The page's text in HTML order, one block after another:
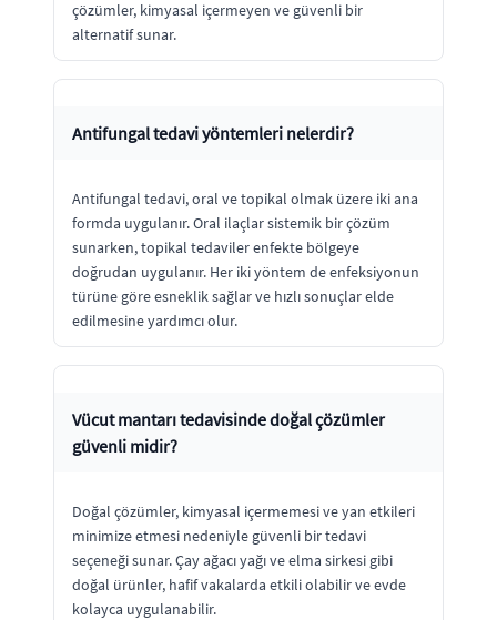
çözümler, kimyasal içermeyen ve güvenli bir
alternatif sunar.
Antifungal tedavi yöntemleri nelerdir?
Antifungal tedavi, oral ve topikal olmak üzere iki ana
formda uygulanır. Oral ilaçlar sistemik bir çözüm
sunarken, topikal tedaviler enfekte bölgeye
doğrudan uygulanır. Her iki yöntem de enfeksiyonun
türüne göre esneklik sağlar ve hızlı sonuçlar elde
edilmesine yardımcı olur.
Vücut mantarı tedavisinde doğal çözümler
güvenli midir?
Doğal çözümler, kimyasal içermemesi ve yan etkileri
minimize etmesi nedeniyle güvenli bir tedavi
seçeneği sunar. Çay ağacı yağı ve elma sirkesi gibi
doğal ürünler, hafif vakalarda etkili olabilir ve evde
kolayca uygulanabilir.